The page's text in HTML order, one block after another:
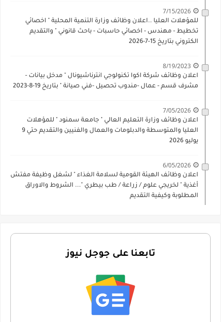
7/15/2026
للمؤهلات العليا ..اعلان وظائف وزارة التنمية المحلية " اخصائي
تخطيط - مهندس - اخصائي حاسبات - باحث قانوني " والتقديم
الكتروني بتاريخ 15-7-2026
8/19/2023
اعلان وظائف شركة اكوا تكنولوجي انترناشيونال " مدخل بيانات -
مشرف قسم - عمال -مندوب تحصيل -فني صيانة " بتاريخ 19-8-2023
7/05/2026
اعلان وظائف وزارة التعليم العالي " جامعة سمنود " للمؤهلات
العليا والمتوسطة والدبلومات والعمال والفنيين والتقديم حتي 9
يوليو 2026
6/05/2026
اعلان وظائف الهيئة القومية لسلامة الغذاء " لشغل وظيفة مفتش
أغذية " لخريجي علوم / زراعة / طب بيطري "... الشروط والاوراق
المطلوبة وكيفية التقديم
تابعنا على جوجل نيوز